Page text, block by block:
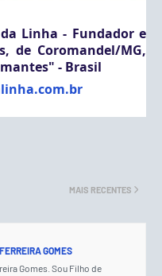
Linha - Fundador e
de Coromandel/MG,
- Brasil
MAIS RECENTES
GOMES
Gomes. Sou Filho de